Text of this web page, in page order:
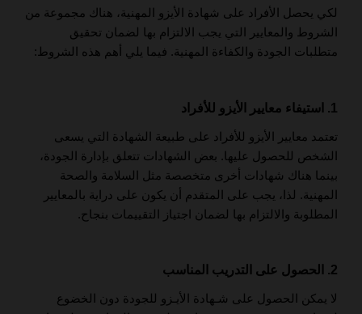
لكي يحصل الأفراد على شهادة الأيزو المهنية، هناك مجموعة من
الشروط والمعايير التي يجب الالتزام بها لضمان تحقيق
متطلبات الجودة والكفاءة المهنية. فيما يلي أهم هذه الشروط:
1. استيفاء معايير الأيزو للأفراد
تعتمد معايير الأيزو للأفراد على طبيعة الشهادة التي يسعى
الشخص للحصول عليها. بعض الشهادات تتعلق بإدارة الجودة،
بينما هناك شهادات أخرى متخصصة مثل السلامة والصحة
المهنية. لذا، يجب على المتقدم أن يكون على دراية بالمعايير
المطلوبة والالتزام بها لضمان اجتياز التقييمات بنجاح.
2. الحصول على التدريب المناسب
لا يمكن الحصول على شـهادة الأيـزو للجودة دون الخضوع